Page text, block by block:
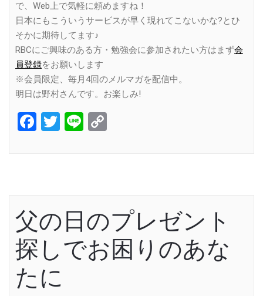
で、Web上で気軽に頼めますね！
日本にもこういうサービスが早く現れてこないかな?とひ
そかに期待してます♪
RBCにご興味のある方・勉強会に参加されたい方はまず会
員登録をお願いします
※会員限定、毎月4回のメルマガを配信中。
明日は野村さんです。お楽しみ!
Facebook
Twitter
Line
父の日のプレゼント
探しでお困りのあな
たに